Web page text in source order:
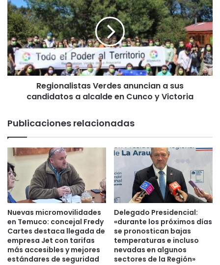
c
u
m
p
l
e
s
ñ
o
d
v
i
s
i
r
l
a
s
e
g
i
o
n
a
l
i
V
e
r
e
s
a
n
u
n
c
i
a
n
Regionalistas Verdes anuncian a sus
candidatos a alcalde en Cunco y Victoria
Publicaciones relacionadas
Nuevas micromovilidades
en Temuco: concejal Fredy
Cartes destaca llegada de
empresa Jet con tarifas
más accesibles y mejores
estándares de seguridad
Delegado Presidencial:
«durante los próximos días
se pronostican bajas
temperaturas e incluso
nevadas en algunos
sectores de la Región»